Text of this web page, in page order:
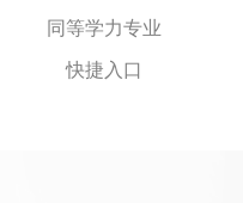
同等学力专业
快捷入口